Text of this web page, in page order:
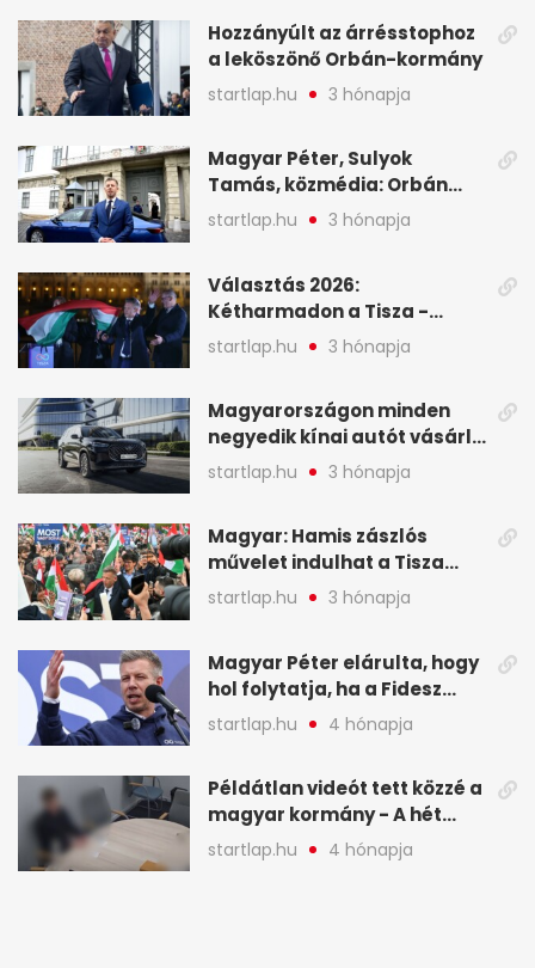
Hozzányúlt az árrésstophoz
a leköszönő Orbán-kormány
startlap.hu 3 hónapja
Magyar Péter, Sulyok
Tamás, közmédia: Orbán
Viktor április 13. óta hallgat,
közben pörögnek az
startlap.hu 3 hónapja
Választás 2026:
Kétharmadon a Tisza -
mutatjuk, hogyan alakulnak
a mandátumok
startlap.hu 3 hónapja
Magyarországon minden
negyedik kínai autót vásárló
a Chery mellett döntött (X)
startlap.hu 3 hónapja
Magyar: Hamis zászlós
művelet indulhat a Tisza
ellen a választás napján - A
hét legfontosabb eseményei
startlap.hu 3 hónapja
Magyar Péter elárulta, hogy
hol folytatja, ha a Fidesz
nyeri a választást - A hét
legfontosabb hírei
startlap.hu 4 hónapja
Példátlan videót tett közzé a
magyar kormány - A hét
legfontosabb hírei
képekben
startlap.hu 4 hónapja